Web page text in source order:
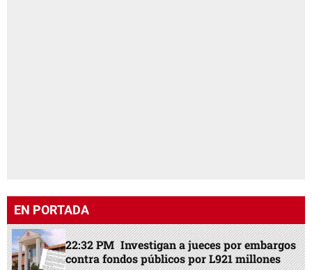
EN PORTADA
22:32 PM Investigan a jueces por embargos
contra fondos públicos por L921 millones